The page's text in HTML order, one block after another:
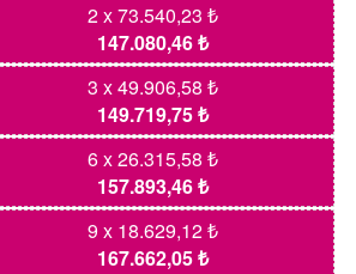
2 x 73.540,23 ₺
147.080,46 ₺
3 x 49.906,58 ₺
149.719,75 ₺
6 x 26.315,58 ₺
157.893,46 ₺
9 x 18.629,12 ₺
167.662,05 ₺